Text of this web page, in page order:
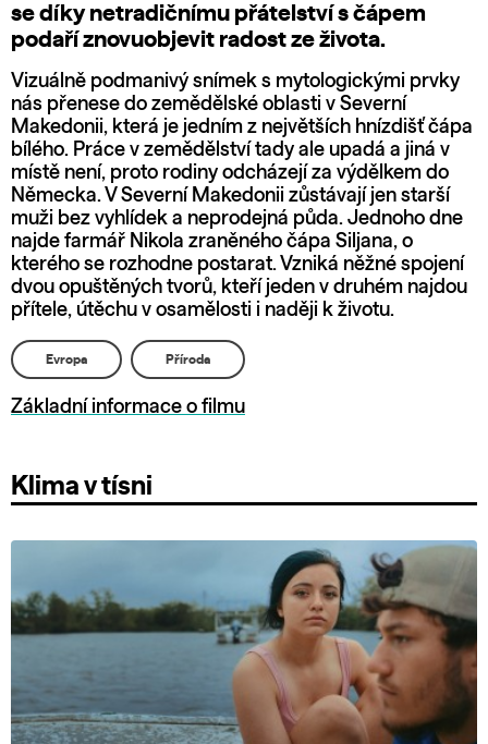
se díky netradičnímu přátelství s čápem
podaří znovuobjevit radost ze života.
Vizuálně podmanivý snímek s mytologickými prvky
nás přenese do zemědělské oblasti v Severní
Makedonii, která je jedním z největších hnízdišť čápa
bílého. Práce v zemědělství tady ale upadá a jiná v
místě není, proto rodiny odcházejí za výdělkem do
Německa. V Severní Makedonii zůstávají jen starší
muži bez vyhlídek a neprodejná půda. Jednoho dne
najde farmář Nikola zraněného čápa Siljana, o
kterého se rozhodne postarat. Vzniká něžné spojení
dvou opuštěných tvorů, kteří jeden v druhém najdou
přítele, útěchu v osamělosti i naději k životu.
Evropa Příroda
Základní informace o filmu
Klima v tísni